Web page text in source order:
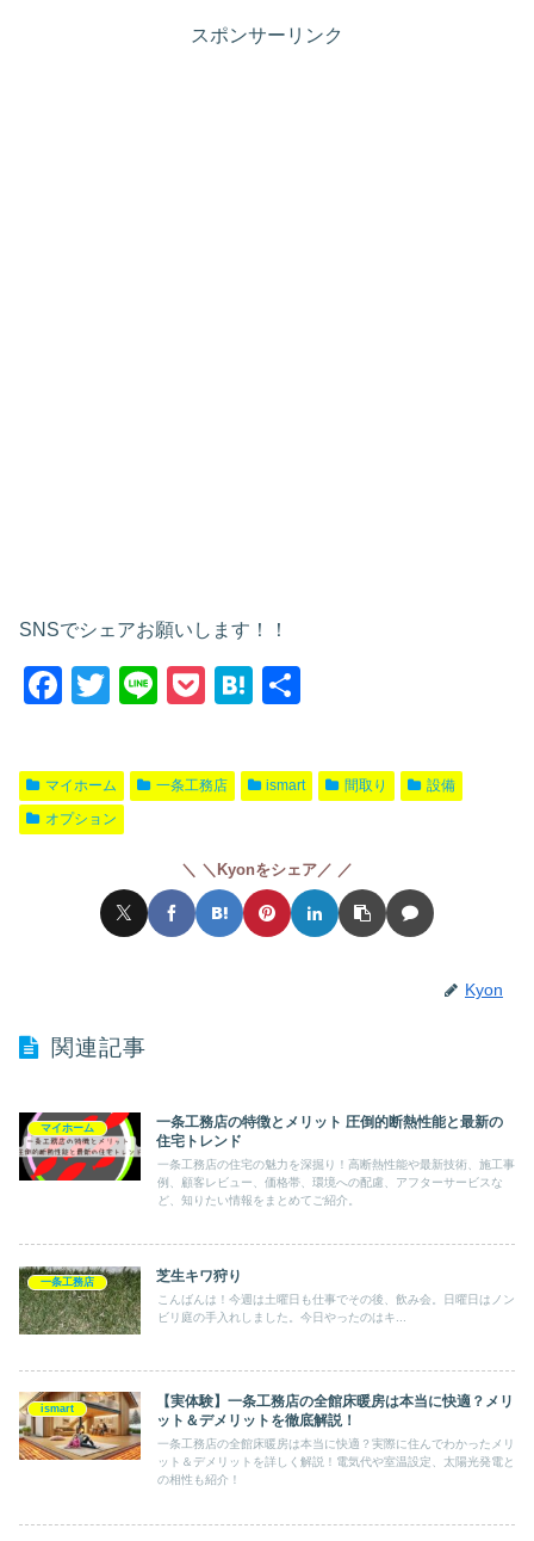
スポンサーリンク
SNSでシェアお願いします！！
F
c
e
b
T
tt
er
Li
e
P
ck
et
H
e
n
マイホーム 一条工務店 ismart 間取り
設備
オプション
＼Kyonをシェア／
Kyon
関連記事
マイホーム
一条工務店の特徴とメリット 圧倒的断熱性能と最新の
住宅トレンド
一条工務店の住宅の魅力を深掘り！高断熱性能や最新技術、施工事
例、顧客レビュー、価格帯、環境への配慮、アフターサービスな
ど、知りたい情報をまとめてご紹介。
一条工務店 芝生キワ狩り
こんばんは！今週は土曜日も仕事でその後、飲み会。日曜日はノン
ビリ庭の手入れしました。今日やったのはキ...
ismart
【実体験】一条工務店の全館床暖房は本当に快適？メリ
ット＆デメリットを徹底解説！
一条工務店の全館床暖房は本当に快適？実際に住んでわかったメリ
ット＆デメリットを詳しく解説！電気代や室温設定、太陽光発電と
の相性も紹介！